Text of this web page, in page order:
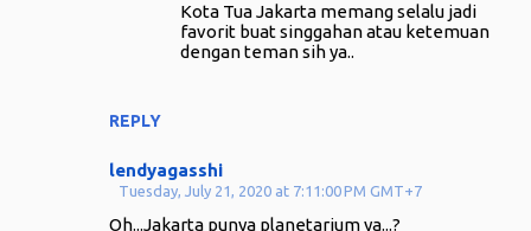
REPLY
Kota Tua Jakarta memang selalu jadi
favorit buat singgahan atau ketemuan
dengan teman sih ya..
lendyagasshi
Tuesday, July 21, 2020 at 7:11:00 PM GMT+7
Oh...Jakarta punya planetarium ya...?